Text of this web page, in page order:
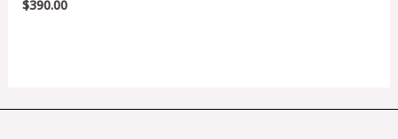
Valorado
en
$390.00